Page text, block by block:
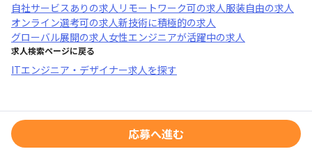
自社サービスあり の求人 リモートワーク可の求人服装自由の求人
オンライン選考可の求人新技術に積極的の求人
グローバル展開の求人女性エンジニアが活躍中の求人
求人検索ページに戻る
ITエンジニア・デザイナー求人を探す
応募へ進む